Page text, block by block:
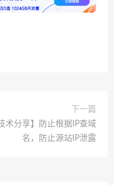
下一篇
术分享】防止根据IP查域
名，防止源站IP泄露